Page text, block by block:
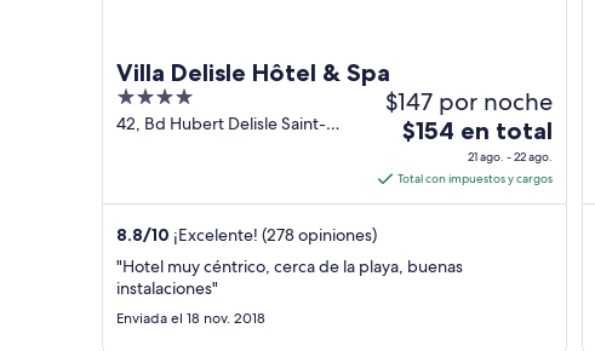
Villa Delisle Hôtel & Spa
4
out
42, Bd Hubert Delisle Saint-
$147 por noche
El
es
de
en
total
$154 en total
21 ago. - 22 ago.
Total con impuestos y cargos
8.8/10 ¡Excelente! (278 opiniones)
"Hotel muy céntrico, cerca de la playa, buenas
instalaciones"
Enviada el 18 nov. 2018